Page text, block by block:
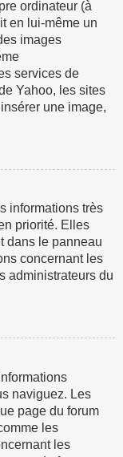
ordinateur (à
en lui-même un
images
services de
Yahoo, les sites
une image,
informations très
priorité. Elles
dans le panneau
concernant les
administrateurs du
naviguez. Les
page du forum
les
les